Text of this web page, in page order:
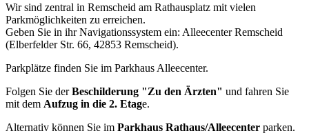
Wir sind zentral in Remscheid am Rathausplatz mit vielen
Parkmöglichkeiten zu erreichen.
Geben Sie in ihr Navigationssystem ein: Alleecenter Remscheid
(Elberfelder Str. 66, 42853 Remscheid).
Parkplätze finden Sie im Parkhaus Alleecenter.
Folgen Sie derBeschilderung "Zu den Ärzten" und fahren Sie
mit dem Aufzug in die 2. Etage.
Alternativ können Sie im Parkhaus Rathaus/Alleecenter parken.